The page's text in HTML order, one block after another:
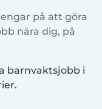
på att göra
nära dig, på
barnvaktsjobb i